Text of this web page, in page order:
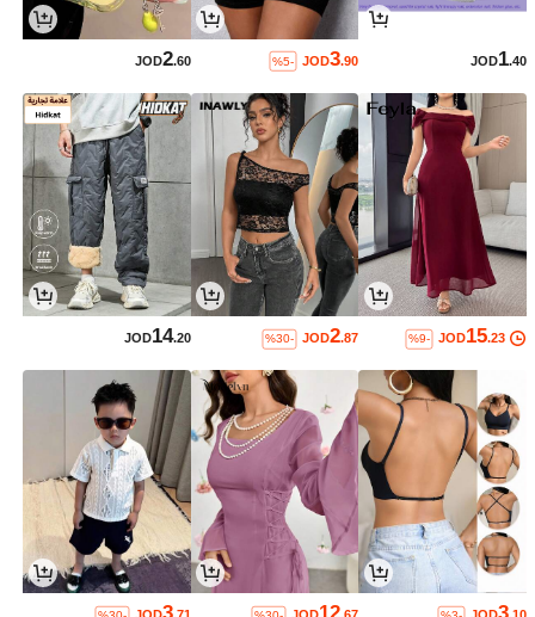
JOD1.40
JOD3.90
%5-
JOD2.60
JOD15.23
%9-
JOD2.87
%30-
JOD14.20